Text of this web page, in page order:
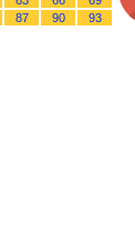
87 90 93